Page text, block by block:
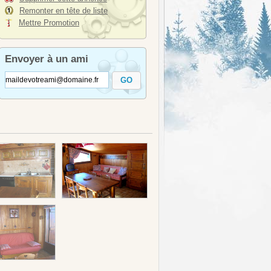
Remonter en tête de liste
Mettre Promotion
Envoyer à un ami
GO